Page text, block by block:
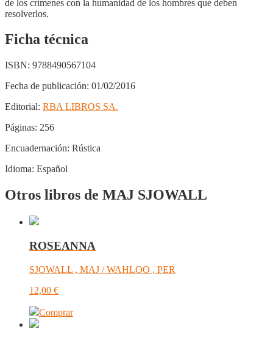
de los crímenes con la humanidad de los hombres que deben
resolverlos.
Ficha técnica
ISBN: 9788490567104
Fecha de publicación: 01/02/2016
Editorial: RBA LIBROS SA.
Páginas: 256
Encuadernación: Rústica
Idioma: Español
Otros libros de MAJ SJOWALL
ROSEANNA
SJOWALL , MAJ / WAHLOO , PER
12,00 €
Comprar